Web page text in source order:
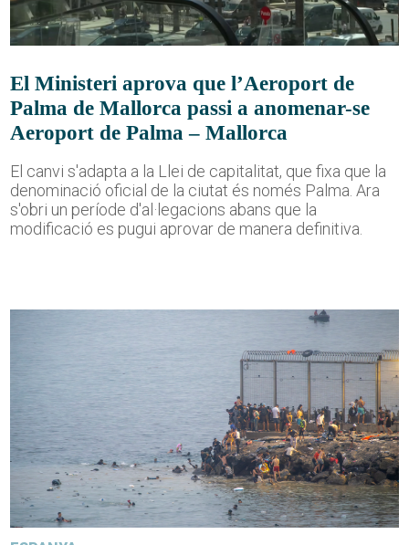
El Ministeri aprova que l’Aeroport de
Palma de Mallorca passi a anomenar-se
Aeroport de Palma – Mallorca
El canvi s'adapta a la Llei de capitalitat, que fixa que la
denominació oficial de la ciutat és només Palma. Ara
s'obri un període d'al·legacions abans que la
modificació es pugui aprovar de manera definitiva.